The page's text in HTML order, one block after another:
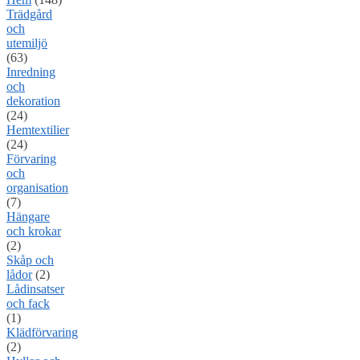
Trädgård
och
utemiljö
(63)
Inredning
och
dekoration
(24)
Hemtextilier
(24)
Förvaring
och
organisation
(7)
Hängare
och krokar
(2)
Skåp och
lådor (2)
Lådinsatser
och fack
(1)
Klädförvaring
(2)